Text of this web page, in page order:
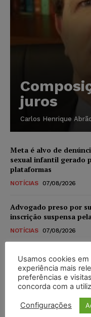
juros
Carlos Henrique
Meta é alvo de
sexual infantil gerado
plataformas
NOTÍCIAS 07/08/2026
Advogado preso por
inscrição suspensa
NOTÍCIAS 07/08/2026
STF amplia isenção
novos para pessoas
níveis
DIREITO TRIBUTÁRIO 07/
Justiça do Trabalho
Usamos cookies
experiência mais
preferências e
concorda com a
Configurações